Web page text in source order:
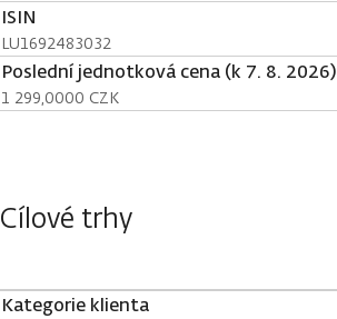
ISIN
LU1692483032
Poslední jednotková cena (k 7. 8. 2026)
1 299,0000 CZK
Cílové trhy
Kategorie klienta